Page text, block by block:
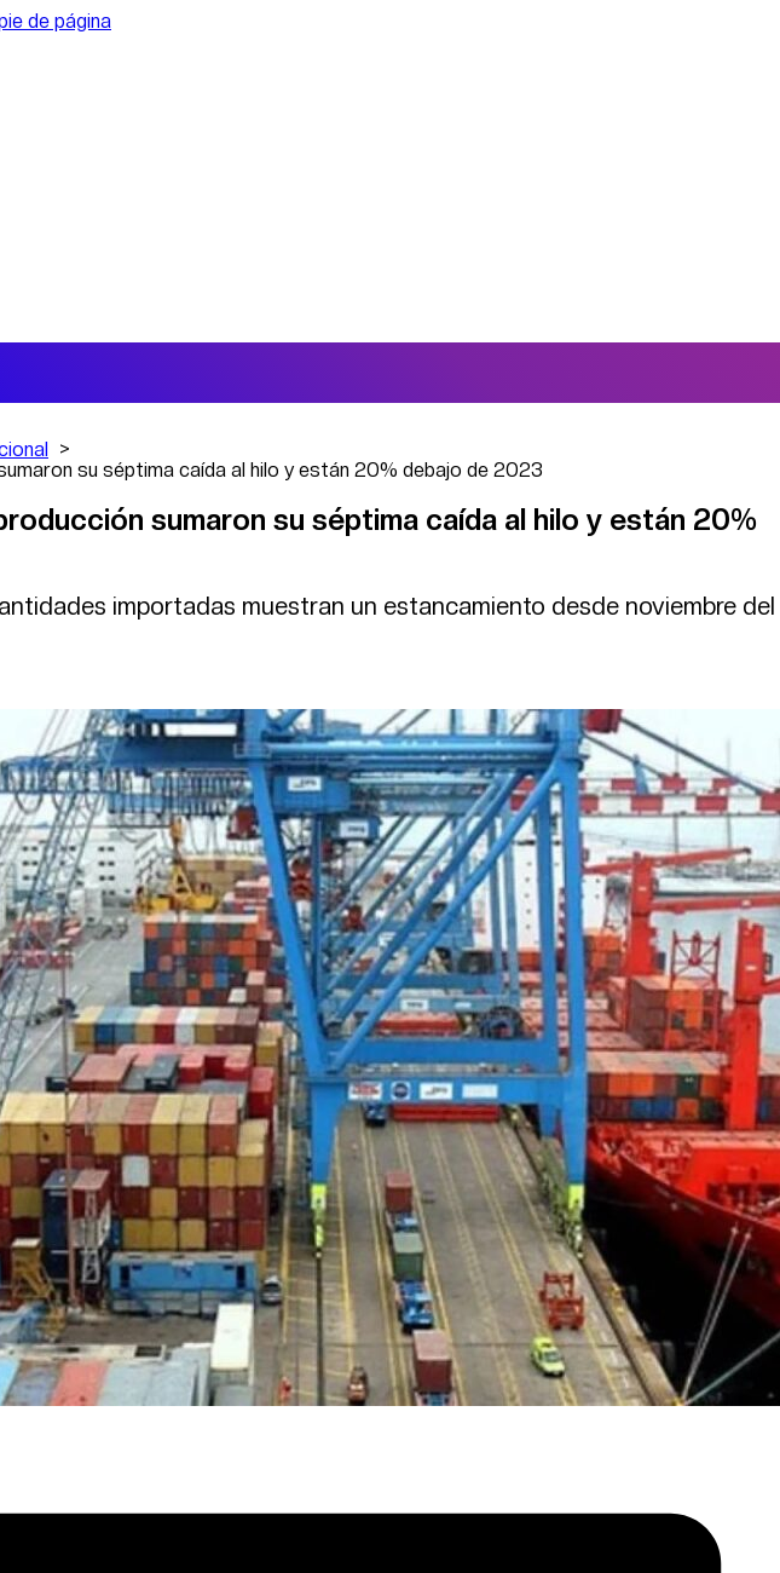
de página
su séptima caída al hilo y están 20% debajo de 2023
sumaron su séptima caída al hilo y están 20%
importadas muestran un estancamiento desde noviembre del